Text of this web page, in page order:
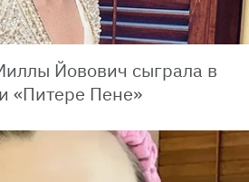
Йовович сыграла в
«Питере Пене»